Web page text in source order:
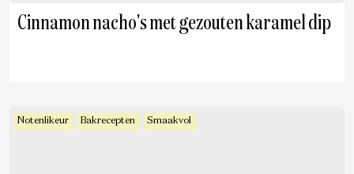
Cinnamon nacho's met gezouten karamel dip
Notenlikeur Bakrecepten Smaakvol